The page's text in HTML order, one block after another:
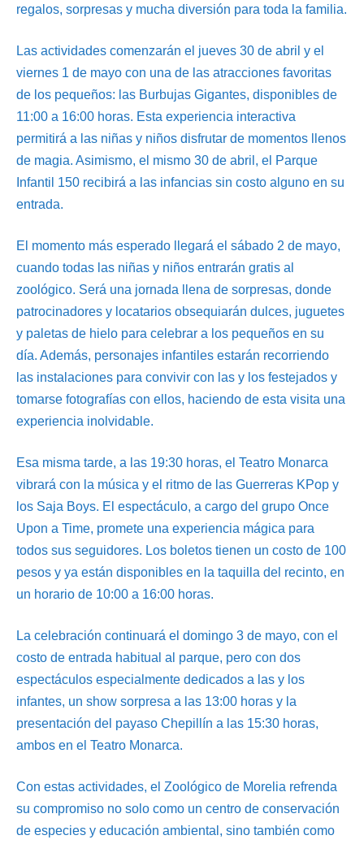
regalos, sorpresas y mucha diversión para toda la familia.
Las actividades comenzarán el jueves 30 de abril y el
viernes 1 de mayo con una de las atracciones favoritas
de los pequeños: las Burbujas Gigantes, disponibles de
11:00 a 16:00 horas. Esta experiencia interactiva
permitirá a las niñas y niños disfrutar de momentos llenos
de magia. Asimismo, el mismo 30 de abril, el Parque
Infantil 150 recibirá a las infancias sin costo alguno en su
entrada.
El momento más esperado llegará el sábado 2 de mayo,
cuando todas las niñas y niños entrarán gratis al
zoológico. Será una jornada llena de sorpresas, donde
patrocinadores y locatarios obsequiarán dulces, juguetes
y paletas de hielo para celebrar a los pequeños en su
día. Además, personajes infantiles estarán recorriendo
las instalaciones para convivir con las y los festejados y
tomarse fotografías con ellos, haciendo de esta visita una
experiencia inolvidable.
Esa misma tarde, a las 19:30 horas, el Teatro Monarca
vibrará con la música y el ritmo de las Guerreras KPop y
los Saja Boys. El espectáculo, a cargo del grupo Once
Upon a Time, promete una experiencia mágica para
todos sus seguidores. Los boletos tienen un costo de 100
pesos y ya están disponibles en la taquilla del recinto, en
un horario de 10:00 a 16:00 horas.
La celebración continuará el domingo 3 de mayo, con el
costo de entrada habitual al parque, pero con dos
espectáculos especialmente dedicados a las y los
infantes, un show sorpresa a las 13:00 horas y la
presentación del payaso Chepillín a las 15:30 horas,
ambos en el Teatro Monarca.
Con estas actividades, el Zoológico de Morelia refrenda
su compromiso no solo como un centro de conservación
de especies y educación ambiental, sino también como